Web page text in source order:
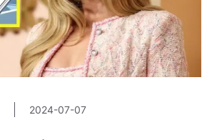
2024-07-07